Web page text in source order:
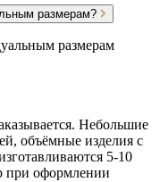
размерам?
размерам
Небольшие
объёмные изделия с
5-10
при оформлении